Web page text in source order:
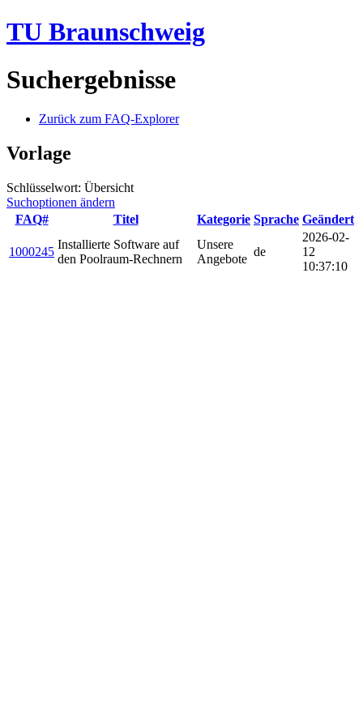
TU Braunschweig
Suchergebnisse
Zurück zum FAQ-Explorer
Vorlage
Schlüsselwort: Übersicht
Suchoptionen ändern
FAQ#
Titel Kategorie Sprache Geändert
1000245
Installierte Software auf
den Poolraum-Rechnern
Unsere
Angebote
de
2026-02-
12
10:37:10